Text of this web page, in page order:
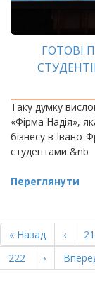
ГОТОВІ
Таку думку
«Фірма Надія»,
бізнесу в Івано-
студентами &nb
Переглянути
НА
СТОРІНКИ
Перша
сторінка
« Назад ‹
Page
222
Наступна
сторінка
›